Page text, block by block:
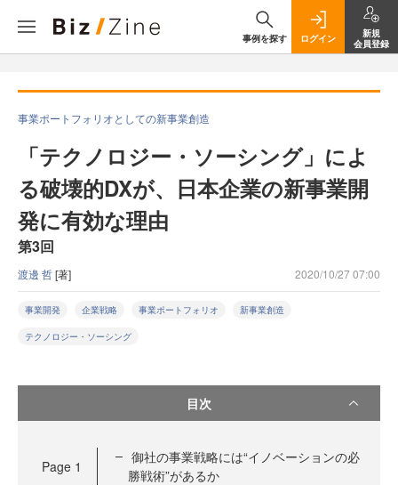
事例を探す ログイン
新規
会員登録
事業ポートフォリオとしての新事業創造
「テクノロジー・ソーシング」によ
る破壊的DXが、日本企業の新事業開
発に有効な理由
第3回
渡邊 哲[著] 2020/10/27 07:00
事業開発 企業戦略 事業ポートフォリオ 新事業創造
テクノロジー・ソーシング
目次
Page 1
御社の事業戦略には“イノベーションの必
勝戦術”があるか